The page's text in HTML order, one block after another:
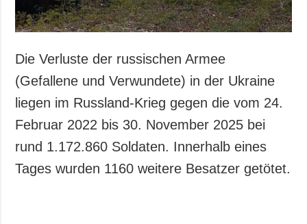
Die Verluste der russischen Armee
(Gefallene und Verwundete) in der Ukraine
liegen im Russland-Krieg gegen die vom 24.
Februar 2022 bis 30. November 2025 bei
rund 1.172.860 Soldaten. Innerhalb eines
Tages wurden 1160 weitere Besatzer getötet.